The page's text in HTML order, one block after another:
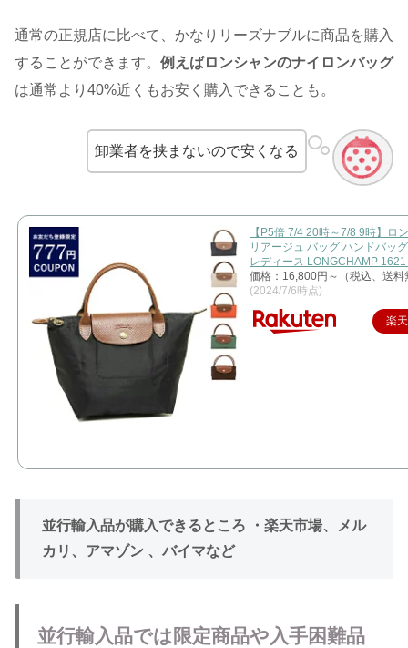
通常の正規店に比べて、かなりリーズナブルに商品を購入
することができます。 例えばロンシャンのナイロンバッグ
は通常より40%近くもお安く購入できることも。
卸業者を挟まないので安くなる
【P5倍 7/4 20時～7/8 9時】ロ
リアージュ バッグ ハンドバッ
レディース LONGCHAMP
価格：16,800円～（税込、送料
(2024/7/6時点)
楽
並行輸入品が購入できるところ
・楽天市場、メル
カリ、アマゾン 、バイマなど
並行輸入品では限定商品や入手困難品